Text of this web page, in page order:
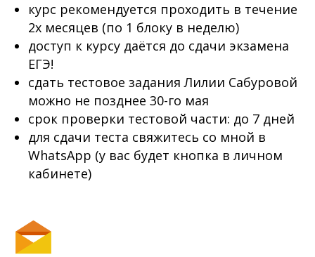
курс рекомендуется проходить в течение
2х месяцев (по 1 блоку в неделю)
доступ к курсу даётся до сдачи экзамена
ЕГЭ!
сдать тестовое задания Лилии Сабуровой
можно не позднее 30-го мая
срок проверки тестовой части: до 7 дней
для сдачи теста свяжитесь со мной в
WhatsApp (у вас будет кнопка в личном
кабинете)